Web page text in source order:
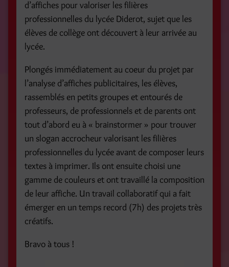
d’affiches pour valoriser les filières
professionnelles du lycée Diderot, sujet que les
élèves de collège ont découvert à leur arrivée au
lycée.
Plongés immédiatement au coeur du projet par
l’analyse d’affiches publicitaires, les élèves,
rassemblés en petits groupes et entourés de
professeurs, de professionnels et de parents ont
tout d’abord eu à « brainstormer » pour trouver
un slogan accrocheur valorisant les filières
professionnelles du lycée avant de composer leurs
textes à imprimer. Ils ont ensuite choisi une
gamme de couleurs et ont travaillé la composition
de leur affiche. Un travail collaboratif qui a fait
émerger en un temps record (7h) des projets très
créatifs.
Bravo à tous !